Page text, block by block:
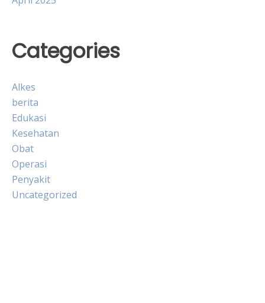
Categories
Alkes
berita
Edukasi
Kesehatan
Obat
Operasi
Penyakit
Uncategorized